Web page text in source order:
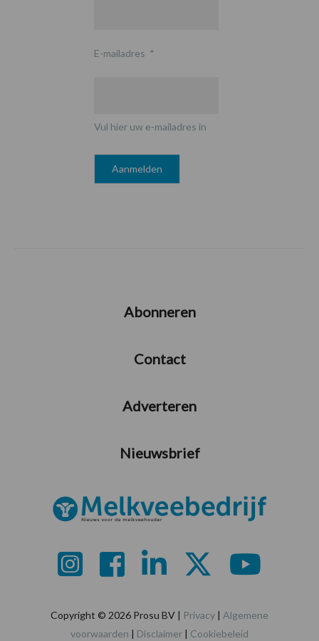
E-mailadres *
Vul hier uw e-mailadres in
Abonneren
Contact
Adverteren
Nieuwsbrief
Copyright © 2026 Prosu BV | Privacy | Algemene
voorwaarden | Disclaimer | Cookiebeleid